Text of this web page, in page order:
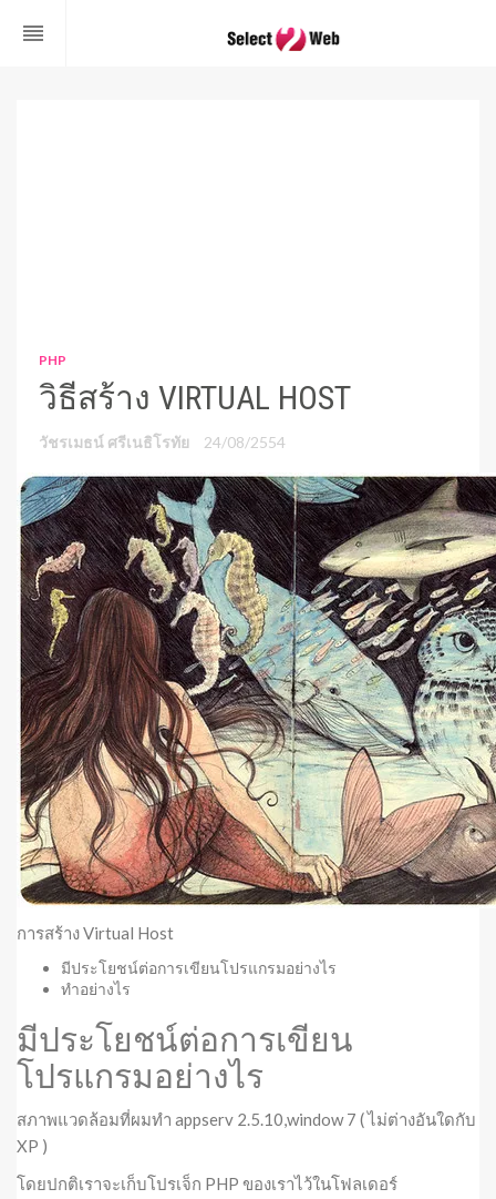
reorder
PHP
วิธีสร้าง VIRTUAL HOST
วัชรเมธน์ ศรีเนธิโรทัย 24/08/2554
การสร้าง Virtual Host
มีประโยชน์ต่อการเขียนโปรแกรมอย่างไร
ทำอย่างไร
มีประโยชน์ต่อการเขียน
โปรแกรมอย่างไร
สภาพแวดล้อมที่ผมทำ appserv 2.5.10,window 7 ( ไม่ต่างอันใดกับ
XP )
โดยปกติเราจะเก็บโปรเจ็ก PHP ของเราไว้ในโฟลเดอร์